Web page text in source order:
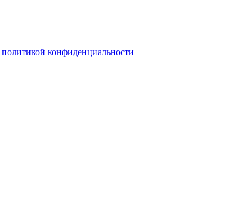
политикой конфиденциальности